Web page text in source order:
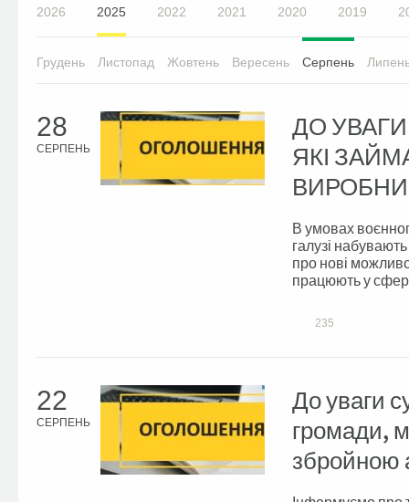
2026 2025 2022 2021 2020 2019
Грудень Листопад Жовтень Вересень Серпень
28
СЕРПЕНЬ
ДО
ЯКІ
В умовах
галузі
про нові
працюють у
235
22
СЕРПЕНЬ
До уваги
громади,
збройною